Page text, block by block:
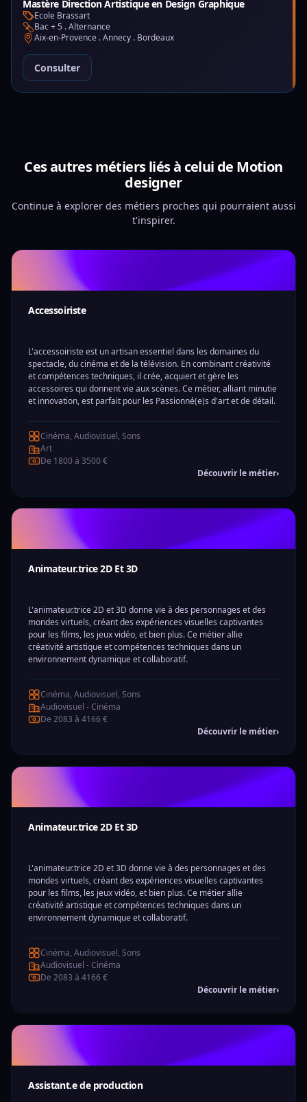
Mastère Direction Artistique en Design Graphique
Ecole Brassart
Bac + 5 . Alternance
Aix-en-Provence . Annecy . Bordeaux
Consulter
Ces autres métiers liés à celui de Motion
designer
Continue à explorer des métiers proches qui pourraient aussi
t'inspirer.
Accessoiriste
L'accessoiriste est un artisan essentiel dans les domaines du
spectacle, du cinéma et de la télévision. En combinant créativité
et compétences techniques, il crée, acquiert et gère les
accessoires qui donnent vie aux scènes. Ce métier, alliant minutie
et innovation, est parfait pour les Passionné(e)s d'art et de détail.
Cinéma, Audiovisuel, Sons
Art
De 1800 à 3500 €
Découvrir le métier›
Animateur.trice 2D Et 3D
L'animateur.trice 2D et 3D donne vie à des personnages et des
mondes virtuels, créant des expériences visuelles captivantes
pour les films, les jeux vidéo, et bien plus. Ce métier allie
créativité artistique et compétences techniques dans un
environnement dynamique et collaboratif.
Cinéma, Audiovisuel, Sons
Audiovisuel - Cinéma
De 2083 à 4166 €
Découvrir le métier›
Animateur.trice 2D Et 3D
L'animateur.trice 2D et 3D donne vie à des personnages et des
mondes virtuels, créant des expériences visuelles captivantes
pour les films, les jeux vidéo, et bien plus. Ce métier allie
créativité artistique et compétences techniques dans un
environnement dynamique et collaboratif.
Cinéma, Audiovisuel, Sons
Audiovisuel - Cinéma
De 2083 à 4166 €
Découvrir le métier›
Assistant.e de production